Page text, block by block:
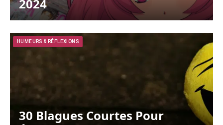
2024
HUMEURS & RÉFLEXIONS
30 Blagues Courtes Pour